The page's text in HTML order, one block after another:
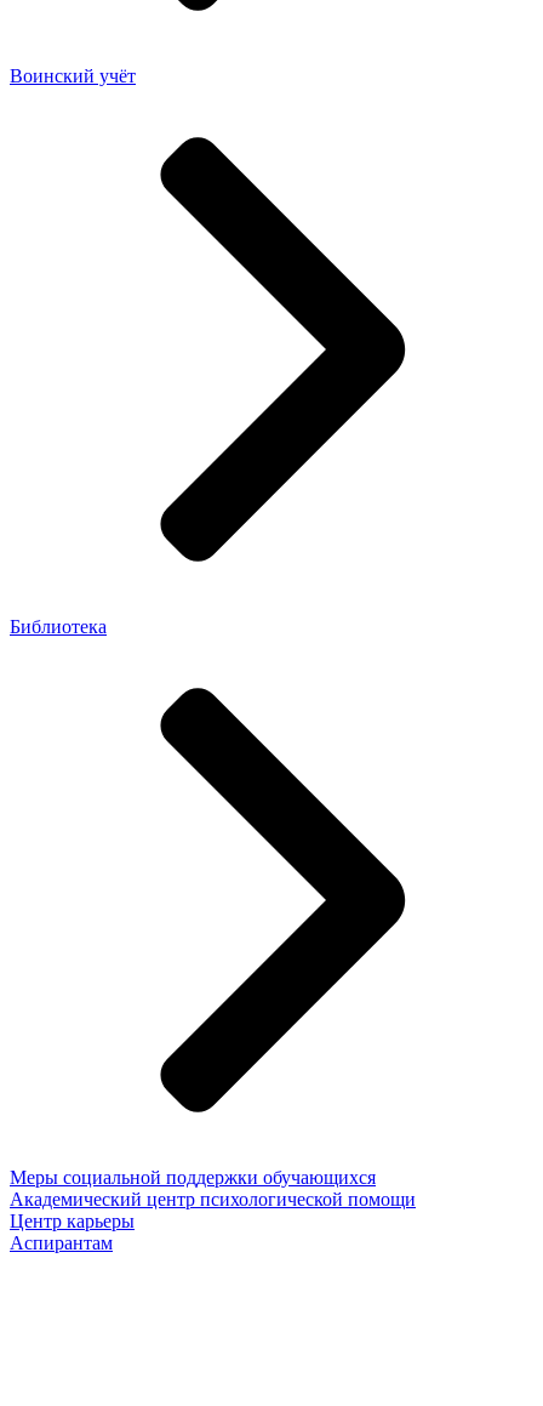
Воинский учёт
Библиотека
Меры социальной поддержки обучающихся
Академический центр психологической помощи
Центр карьеры
Аспирантам